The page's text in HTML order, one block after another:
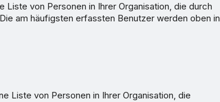
Liste von Personen in Ihrer Organisation, die durch
am häufigsten erfassten Benutzer werden oben in
Liste von Personen in Ihrer Organisation, die